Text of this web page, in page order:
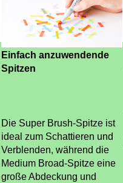
Einfach anzuwendende
Spitzen
Die Super Brush-Spitze ist
ideal zum Schattieren und
Verblenden, während die
Medium Broad-Spitze eine
große Abdeckung und